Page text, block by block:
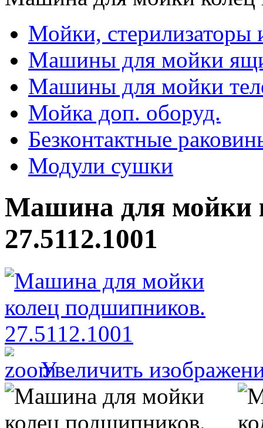
Мойки, стерилизаторы
Машины для мойки
Машины для мойки
Мойка доп. оборуд.
Безконтактные
Модули сушки
Машина для мойки
27.5112.1001
Увеличить